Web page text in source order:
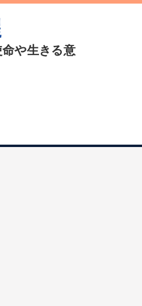
や生きる意